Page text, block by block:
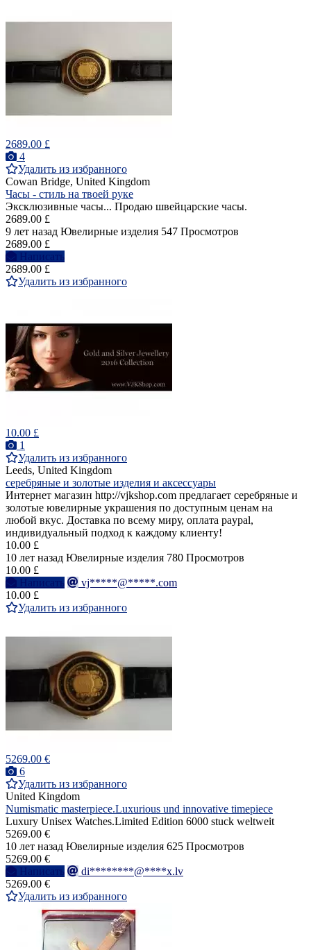
2689.00 £
4
Удалить из избранного
Cowan Bridge, United Kingdom
Часы - стиль на твоей руке
Эксклюзивные часы... Продаю швейцарские часы.
2689.00 £
9 лет назад Ювелирные изделия 547 Просмотров
2689.00 £
Написать
2689.00 £
Удалить из избранного
10.00 £
1
Удалить из избранного
Leeds, United Kingdom
серебряные и золотые изделия и аксессуары
Интернет магазин http://vjkshop.com предлагает серебряные и
золотые ювелирные украшения по доступным ценам на
любой вкус. Доставка по всему миру, оплата paypal,
индивидуальный подход к каждому клиенту!
10.00 £
10 лет назад Ювелирные изделия 780 Просмотров
10.00 £
Написать
vj*****@*****.com
10.00 £
Удалить из избранного
5269.00 €
6
Удалить из избранного
United Kingdom
Numismatic masterpiece.Luxurious und innovative timepiece
Luxury Unisex Watches.Limited Edition 6000 stuck weltweit
5269.00 €
10 лет назад Ювелирные изделия 625 Просмотров
5269.00 €
Написать
di********@****x.lv
5269.00 €
Удалить из избранного